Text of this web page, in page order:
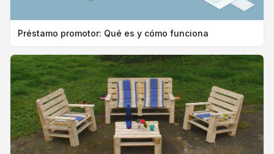
Préstamo promotor: Qué es y cómo funciona